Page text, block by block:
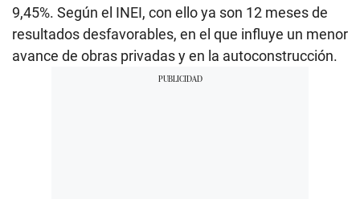
9,45%. Según el INEI, con ello ya son 12 meses de
resultados desfavorables, en el que influye un menor
avance de obras privadas y en la autoconstrucción.